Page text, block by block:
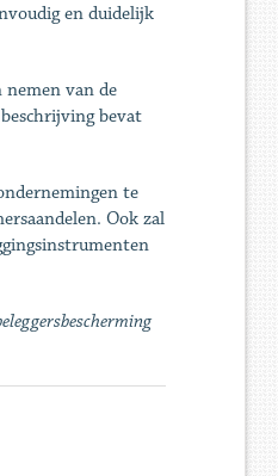
en duidelijk
nemen van de
bevat
te
Ook zal